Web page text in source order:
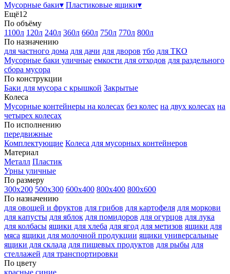
Мусорные баки▾ Пластиковые ящики▾
Ещё12
По объёму
1100л 120л 240л 360л 660л 750л 770л 800л
По назначению
для частного дома для дачи для дворов тбо для ТКО
Мусорные баки уличные емкости для отходов для раздельного
сбора мусора
По конструкции
Баки для мусора с крышкой Закрытые
Колеса
Мусорные контейнеры на колесах без колес на двух колесах на
четырех колесах
По исполнению
передвижные
Комплектующие Колеса для мусорных контейнеров
Материал
Металл Пластик
Урны уличные
По размеру
300х200 500х300 600х400 800х400 800х600
По назначению
для овощей и фруктов для грибов для картофеля для моркови
для капусты для яблок для помидоров для огурцов для лука
для колбасы ящики для хлеба для ягод для метизов ящики для
мяса ящики для молочной продукции ящики универсальные
ящики для склада для пищевых продуктов для рыбы для
стеллажей для транспортировки
По цвету
красные синие